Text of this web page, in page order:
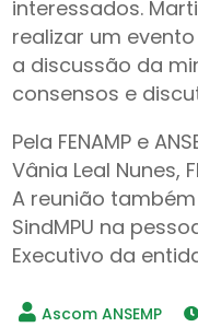
interessados.
realizar um
a discussão da
consensos e
Pela FENAMP e
Vânia Leal Nunes,
A reunião
SindMPU na
Executivo da